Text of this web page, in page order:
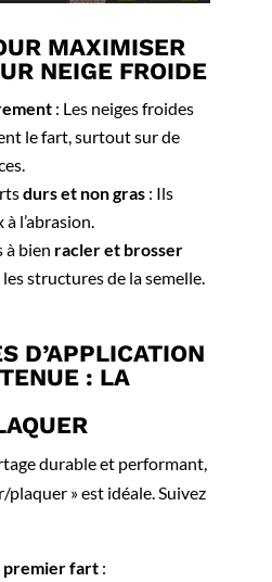
MAXIMISER
NEIGE FROIDE
: Les neiges froides
le fart, surtout sur de
durs et non gras: Ils
l’abrasion.
à bien racler et brosser
structures de la semelle.
D’APPLICATION
: LA
durable et performant,
» est idéale. Suivez
premier fart:
Assistant